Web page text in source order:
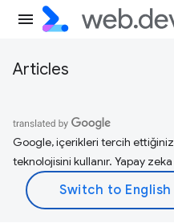
Articles
Google, içerikleri tercih
teknolojisini kullanır. Yapay